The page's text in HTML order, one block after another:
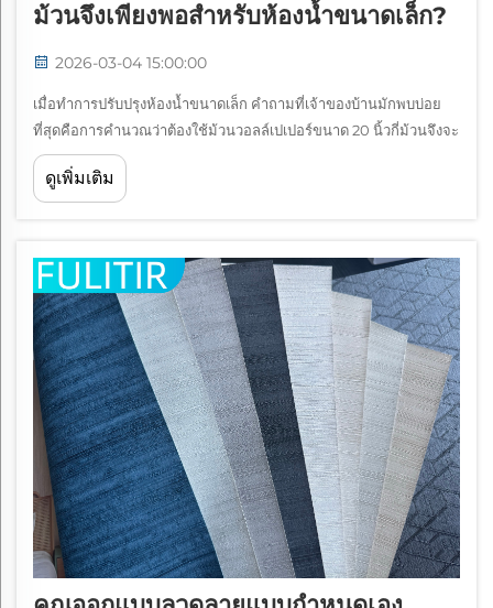
ม้วนจึงเพียงพอสำหรับห้องน้ำขนาดเล็ก?
2026-03-04 15:00:00
เมื่อทำการปรับปรุงห้องน้ำขนาดเล็ก คำถามที่เจ้าของบ้านมักพบบ่อย
ที่สุดคือการคำนวณว่าต้องใช้ม้วนวอลล์เปเปอร์ขนาด 20 นิ้วกี่ม้วนจึงจะ
เพียงพอสำหรับโครงการของตน การเข้าใจความต้องการด้านพื้นที่ปิด
คลุมสำหรับการปรับปรุงห้องน้ำของคุณจึงมีความสำคัญยิ่ง ...
ดูเพิ่มเติม